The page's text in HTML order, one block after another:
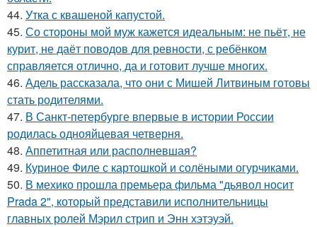
44. Утка с квашеной капустой.
45. Со стороны мой муж кажется идеальным: не пьёт, не
курит, не даёт поводов для ревности, с ребёнком
справляется отлично, да и готовит лучше многих.
46. Адель рассказала, что они с Мишей Литвиным готовы
стать родителями.
47. В Санкт-петербурге впервые в истории России
родилась однояйцевая четверня.
48. Аппетитная или располневшая?
49. Куриное Филе с картошкой и солёными огурчиками.
50. В мехико прошла премьера фильма "дьявол носит
Prada 2", который представили исполнительницы
главных ролей Мэрил стрип и Энн хэтэуэй.